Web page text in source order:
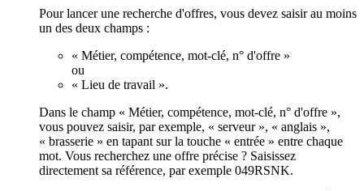
Pour lancer une recherche d'offres, vous devez saisir au moins
un des deux champs :
« Métier, compétence, mot-clé, n° d'offre »
ou
« Lieu de travail ».
Dans le champ « Métier, compétence, mot-clé, n° d'offre »,
vous pouvez saisir, par exemple, « serveur », « anglais »,
« brasserie » en tapant sur la touche « entrée » entre chaque
mot. Vous recherchez une offre précise ? Saisissez
directement sa référence, par exemple 049RSNK.